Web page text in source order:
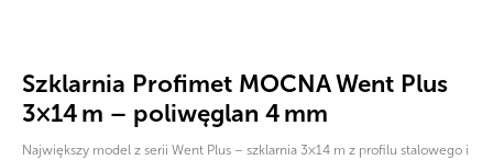
Szklarnia Profimet MOCNA Went Plus
3×14 m – poliwęglan 4 mm
Największy model z serii Went Plus – szklarnia 3×14 m z profilu stalowego i